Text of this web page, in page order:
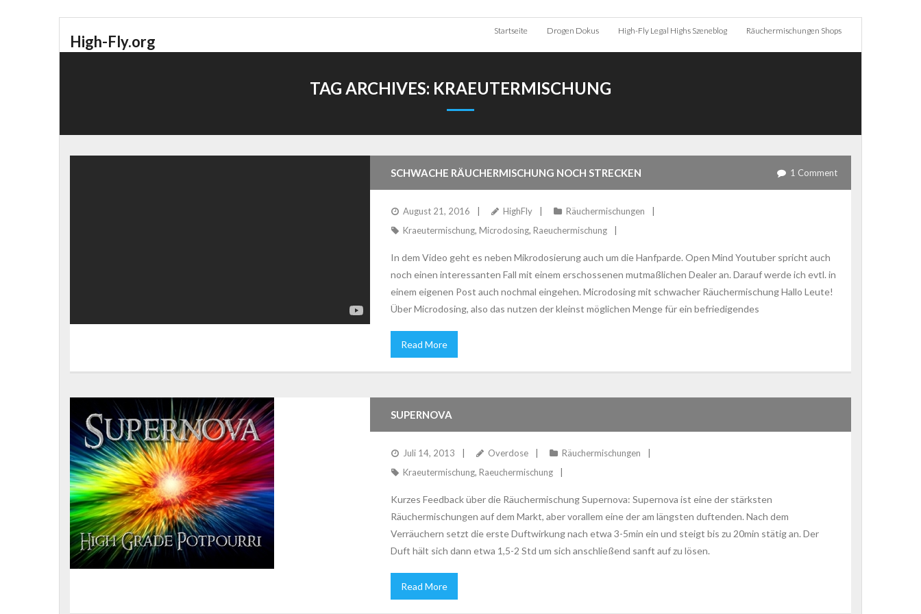
High-Fly.org
Startseite Drogen Dokus High-Fly Legal Highs Szeneblog Räuchermischungen Shops
TAG ARCHIVES: KRAEUTERMISCHUNG
SCHWACHE RÄUCHERMISCHUNG NOCH STRECKEN
August 21, 2016 HighFly
Räuchermischungen
Kraeutermischung, Microdosing, Raeuchermischung
1 Comment
In dem Video geht es neben Mikrodosierung auch um die Hanfparde. Open Mind Youtuber spricht auch
noch einen interessanten Fall mit einem erschossenen mutmaßlichen Dealer an. Darauf werde ich evtl. in
einem eigenen Post auch nochmal eingehen. Microdosing mit schwacher Räuchermischung Hallo Leute!
Über Microdosing, also das nutzen der kleinst möglichen Menge für ein befriedigendes
Read More
SUPERNOVA
Juli 14, 2013 Overdose
Räuchermischungen
Kraeutermischung, Raeuchermischung
Kurzes Feedback über die Räuchermischung Supernova: Supernova ist eine der stärksten
Räuchermischungen auf dem Markt, aber vorallem eine der am längsten duftenden. Nach dem
Verräuchern setzt die erste Duftwirkung nach etwa 3-5min ein und steigt bis zu 20min stätig an. Der
Duft hält sich dann etwa 1,5-2 Std um sich anschließend sanft auf zu lösen.
Read More